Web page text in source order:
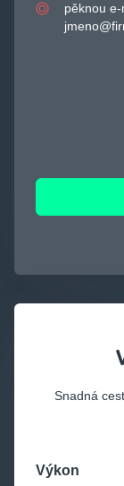
pěknou
Snadná
Výkon